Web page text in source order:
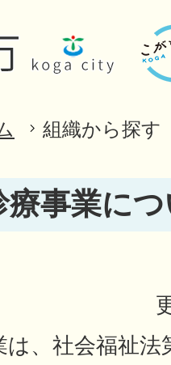
組織から探す
療事業に
、社会福祉法